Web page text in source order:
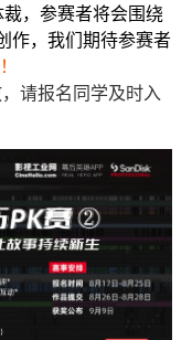
，参赛者将会围绕
作，我们期待参赛者
请报名同学及时入